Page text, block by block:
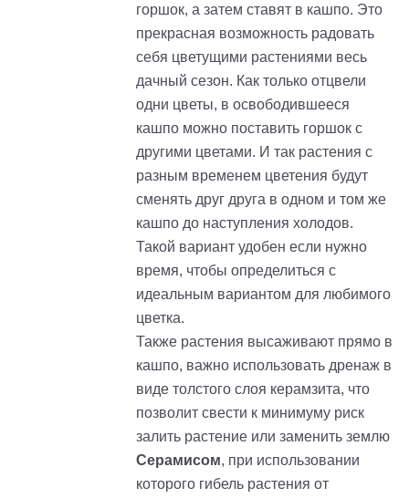
горшок, а затем ставят в кашпо. Это
прекрасная возможность радовать
себя цветущими растениями весь
дачный сезон. Как только отцвели
одни цветы, в освободившееся
кашпо можно поставить горшок с
другими цветами. И так растения с
разным временем цветения будут
сменять друг друга в одном и том же
кашпо до наступления холодов.
Такой вариант удобен если нужно
время, чтобы определиться с
идеальным вариантом для любимого
цветка.
Также растения высаживают прямо в
кашпо, важно использовать дренаж в
виде толстого слоя керамзита, что
позволит свести к минимуму риск
залить растение или заменить землю
Серамисом, при использовании
которого гибель растения от